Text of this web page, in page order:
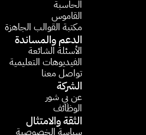
الثقة والامتثال
سياسة الخصوصية
الشركة
عن بي شور
الوظائف
الدعم والمساندة
الأسئلة الشائعة​
الفيديوهات التعليمية
تواصل معنا
الحاسبة
القاموس
مكتبة القوالب الجاهزة